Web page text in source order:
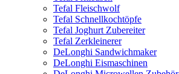
Tefal Fleischwolf
Tefal Schnellkochtöpfe
Tefal Joghurt Zubereiter
Tefal Zerkleinerer
DeLonghi Sandwichmaker
DeLonghi Eismaschinen